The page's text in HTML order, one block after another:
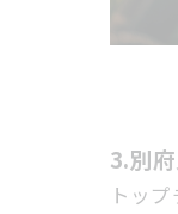
3.別
トッ